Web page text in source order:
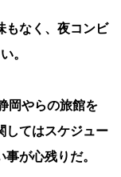
なく、夜コンビ
。
岡やらの旅館を
してはスケジュー
が心残りだ。